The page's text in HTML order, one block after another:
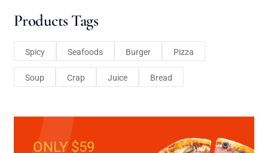
Products Tags
Spicy Seafoods Burger Pizza
Soup Crap Juice Bread
ONLY $59